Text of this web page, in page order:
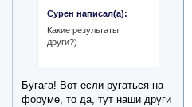
Сурен написал(а):
Какие результаты,
други?)
Бугага! Вот если ругаться на
форуме, то да, тут наши други